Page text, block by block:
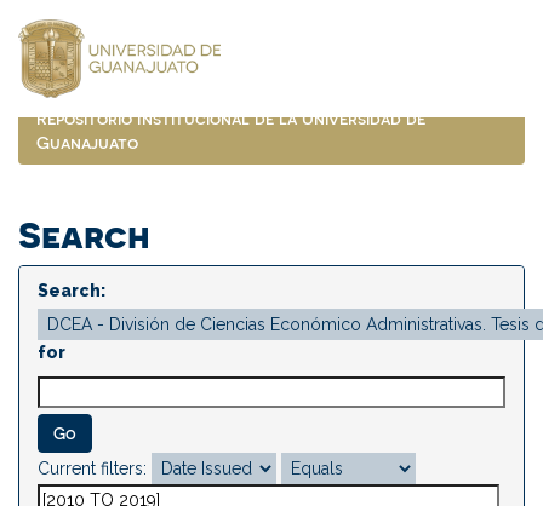
navigation
Repositorio Institucional de la Universidad de
Guanajuato
Search
Search:
for
Current filters: